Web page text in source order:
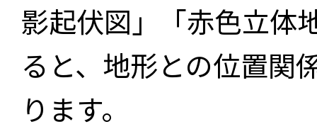
影起伏図」「赤色立体
ると、地形との位置関
ります。